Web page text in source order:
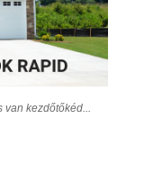
van kezdőtőkéd...